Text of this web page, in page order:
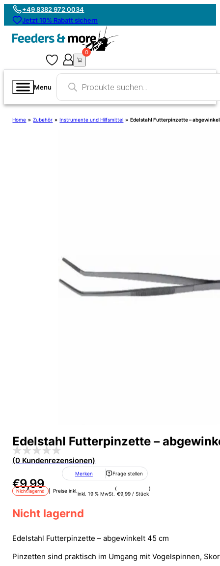
+49 8382 972 0034
Jetzt 10% Rabatt sichern
0
Menu
Products
search
Home » Zubehör » Instrumente und Hilfsmittel » Edelstahl Futterpinzette –
Edelstahl Futterpinzette –
(0 Kundenrezensionen)
€9,99
Merken Frage stellen
Nicht lagernd | Preise inkl.inkl. 19 % MwSt.
(
€9,99 /Stück
)
Nicht lagernd
Edelstahl Futterpinzette – abgewinkelt 45 cm
Pinzetten sind praktisch im Umgang mit Vogelspinnen,